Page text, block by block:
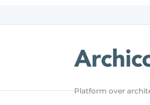
Platform over